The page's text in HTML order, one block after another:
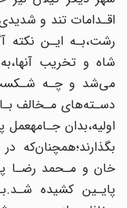
اقـدامات تند و شدیدی
رشت‌،بـه‌ ایـن نکته
شاه و تخریب آنها،به
می‌شد و چـه شـکست
دسـته‌های‌ مـخالف‌
اولیه،بدان جـامهعمل
بگذارند؛همچنان‌که
خان و مـحمد‌ رضـا‌
پایـین کشیده